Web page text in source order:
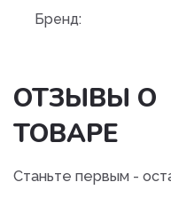
Бренд:
ОТЗЫВЫ О
ТОВАРЕ
Станьте первым -